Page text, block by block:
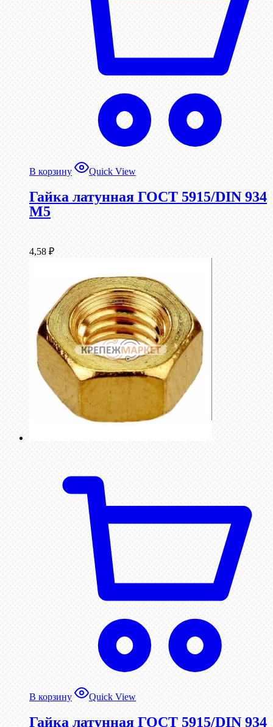
В корзину Quick View
Гайка латунная ГОСТ 5915/DIN 934
М5
4,58 ₽
В корзину Quick View
Гайка латунная ГОСТ 5915/DIN 934